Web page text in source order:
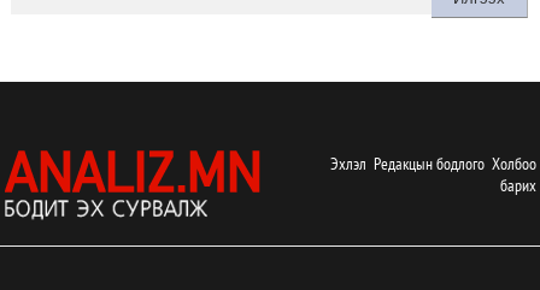
Эхлэл Редакцын бодлого Холбоо
барих